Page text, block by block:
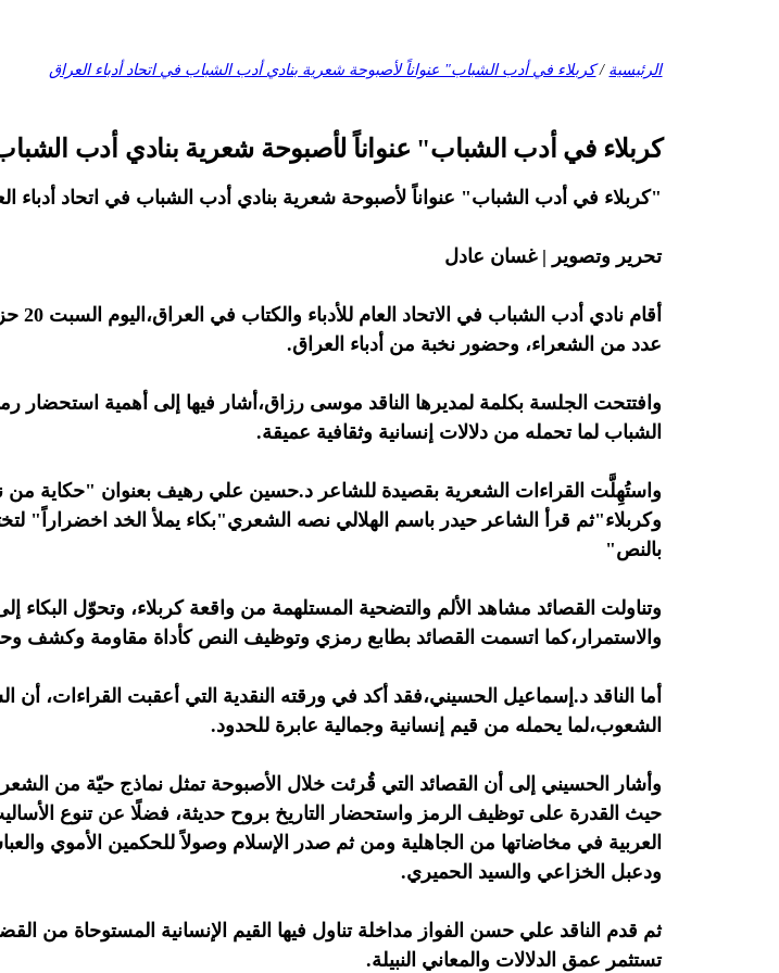
الرئيسية /كربلاء في أدب الشباب" عنواناً لأصبوحة شعرية بنادي أدب الشباب في اتحاد أدباء العراق
كربلاء في أدب الشباب" عنواناً لأصبوحة شعرية بنادي أدب
"كربلاء في أدب الشباب" عنواناً لأصبوحة شعرية بنادي أدب الشباب في اتحاد أدباء
تحرير وتصوير | غسان عادل
عدد من الشعراء، وحضور نخبة من أدباء العراق.
وافتتحت الجلسة بكلمة لمديرها الناقد موسى رزاق،أشار فيها إلى أهمية
الشباب لما تحمله من دلالات إنسانية وثقافية عميقة.
واستُهِلَّت القراءات الشعرية بقصيدة للشاعر د.حسين علي رهيف بعنوان "حكاية من
وكربلاء"ثم قرأ الشاعر حيدر باسم الهلالي نصه الشعري"بكاء يملأ الخد اخضراراً"
بالنص"
وتناولت القصائد مشاهد الألم والتضحية المستلهمة من واقعة كربلاء، وتحوّل البكاء
والاستمرار،كما اتسمت القصائد بطابع رمزي وتوظيف النص كأداة مقاومة وكشف
أما الناقد د.إسماعيل الحسيني،فقد أكد في ورقته النقدية التي أعقبت القراءات،
الشعوب،لما يحمله من قيم إنسانية وجمالية عابرة للحدود.
وأشار الحسيني إلى أن القصائد التي قُرئت خلال الأصبوحة تمثل نماذج حيّة من
حيث القدرة على توظيف الرمز واستحضار التاريخ بروح حديثة، فضلًا عن تنوع
العربية في مخاضاتها من الجاهلية ومن ثم صدر الإسلام وصولاً للحكمين الأموي
ودعبل الخزاعي والسيد الحميري.
ثم قدم الناقد علي حسن الفواز مداخلة تناول فيها القيم الإنسانية المستوحاة من
تستثمر عمق الدلالات والمعاني النبيلة.